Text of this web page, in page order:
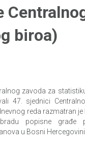
biroa)
zavoda za
47. sjednici
reda razmatran
popisne građe
u Bosni Hercegovini